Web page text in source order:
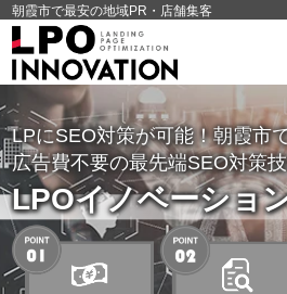
朝霞市で最安の地域PR・店舗集客
LPにSEO対策が可能！朝霞市
広告費不要の最先端SEO対策
LPOイノベーショ